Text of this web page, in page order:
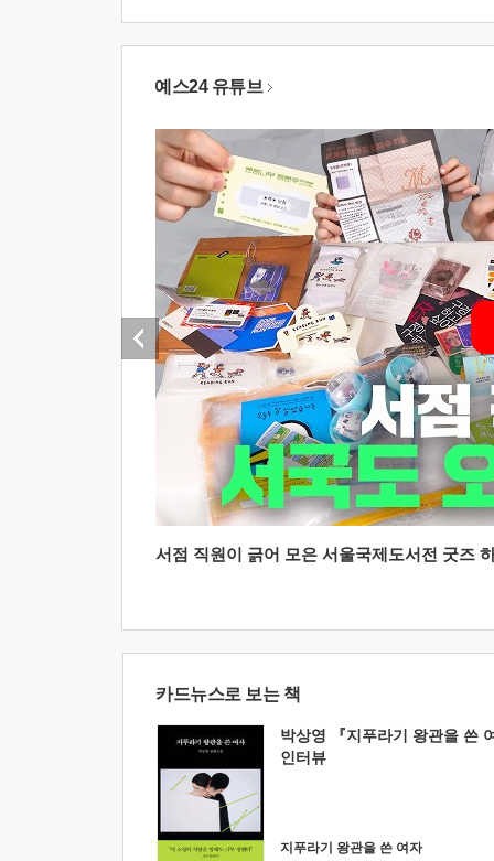
예스24 유튜브
서점 직원이 긁어 모은 서울국제도서전 굿즈
카드뉴스로 보는 책
박상영 『지푸라기 왕관을 쓴
인터뷰
지푸라기 왕관을 쓴 여자